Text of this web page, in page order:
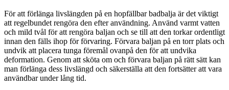
För att förlänga livslängden på en hopfällbar badbalja är det viktigt
att regelbundet rengöra den efter användning. Använd varmt vatten
och mild tvål för att rengöra baljan och se till att den torkar ordentligt
innan den fälls ihop för förvaring. Förvara baljan på en torr plats och
undvik att placera tunga föremål ovanpå den för att undvika
deformation. Genom att sköta om och förvara baljan på rätt sätt kan
man förlänga dess livslängd och säkerställa att den fortsätter att vara
användbar under lång tid.